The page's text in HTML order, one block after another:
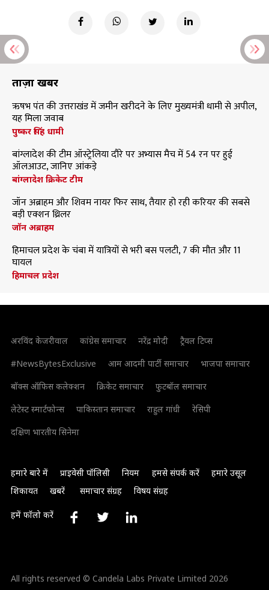
ताज़ा खबरें
ऋषभ पंत की उत्तराखंड में जमीन खरीदने के लिए मुख्यमंत्री धामी से अपील,
यह मिला जवाब
पुष्कर सिंह धामी
बांग्लादेश की टीम ऑस्ट्रेलिया दौरे पर अभ्यास मैच में 54 रन पर हुई
ऑलआउट, जानिए आंकड़े
बांग्लादेश क्रिकेट टीम
जॉन अब्राहम और शिवम नायर फिर साथ, तैयार हो रही करियर की सबसे
बड़ी एक्शन थ्रिलर
जॉन अब्राहम
हिमाचल प्रदेश के चंबा में यात्रियों से भरी बस पलटी, 7 की मौत और 11
घायल
हिमाचल प्रदेश
अरविंद केजरीवाल कांग्रेस समाचार नरेंद्र मोदी
ट्रैवल टिप्स
#NewsBytesExclusive
आम आदमी पार्टी समाचार
भाजपा समाचार
बॉक्स ऑफिस कलेक्शन
क्रिकेट समाचार
फुटबॉल समाचार
लेटेस्ट स्मार्टफोन्स
पाकिस्तान समाचार राहुल गांधी
रेसिपी
दक्षिण भारतीय सिनेमा
हमारे बारे में प्राइवेसी पॉलिसी नियम हमसे संपर्क करें
हमारे उसूल
शिकायत
खबरें समाचार संग्रह विषय संग्रह
हमें फॉलो करें
All rights reserved © Candela Labs Private Limited 2026